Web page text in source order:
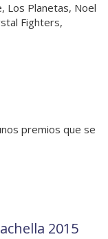
Los Planetas, Noel
Fighters,
premios que se
2015